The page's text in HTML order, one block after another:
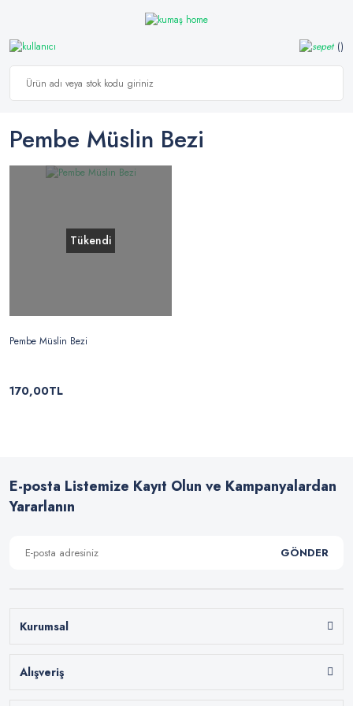
Pembe Müslin Bezi
Tükendi
Pembe Müslin Bezi
170,00TL
E-posta Listemize Kayıt Olun ve Kampanyalardan
Yararlanın
GÖNDER
Kurumsal
Alışveriş